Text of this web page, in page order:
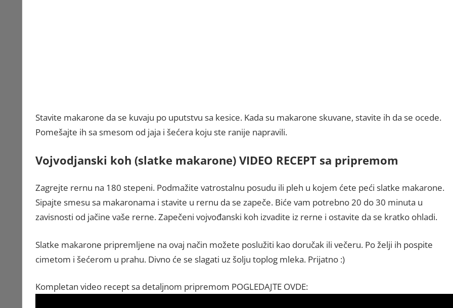
Stavite makarone da se kuvaju po uputstvu sa kesice. Kada su makarone skuvane, stavite ih da se ocede.
Pomešajte ih sa smesom od jaja i šećera koju ste ranije napravili.
Vojvodjanski koh (slatke makarone) VIDEO RECEPT sa pripremom
Zagrejte rernu na 180 stepeni. Podmažite vatrostalnu posudu ili pleh u kojem ćete peći slatke makarone.
Sipajte smesu sa makaronama i stavite u rernu da se zapeče. Biće vam potrebno 20 do 30 minuta u
zavisnosti od jačine vaše rerne. Zapečeni vojvođanski koh izvadite iz rerne i ostavite da se kratko ohladi.
Slatke makarone pripremljene na ovaj način možete poslužiti kao doručak ili večeru. Po želji ih pospite
cimetom i šećerom u prahu. Divno će se slagati uz šolju toplog mleka. Prijatno :)
Kompletan video recept sa detaljnom pripremom POGLEDAJTE OVDE: